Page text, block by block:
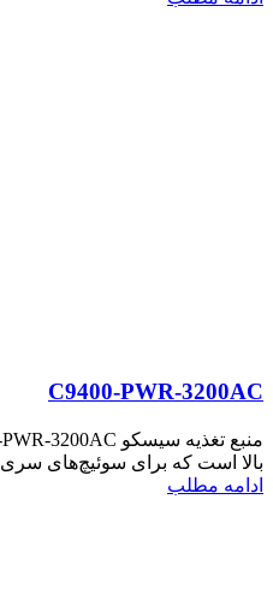
C9400-PWR-3200AC
بالا است که برای سوئیچ‌های سری Catalyst 9400 طراحی ش...
ادامه مطلب